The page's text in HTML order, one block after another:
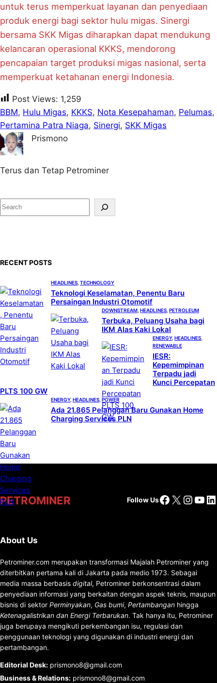
untuk terus memperkuat layanan dan penyediaan
produk energi bagi sektor hulu migas. Sinergi
bersama SKK Migas diharapkan dapat mendukung
kelancaran operasional KKKS, mendorong
pencapaian target produksi migas nasional, serta
memperkuat ketahanan energi Indonesia.
Post Views: 1,259
BBM, Hulu Migas, KKKS, Nota Kesepahaman, Pelumas
Pertamina Patra Niaga, Sinergi, SKK Migas
Prismono
Terus dan Tetap Petrominer
S
e
RECENT POSTS
HEADLINES TECHNOLOGY
Teknologi Keselamatan, Penentu Baru
Persaingan Industri Otomotif
DOWNSTREAM HEADLINES PETROLEUM
Terbuka, Peluang Usaha bagi
IKM Alas Kaki Lokal
ENERGY, HEADLINES
RENEWABLE
IESR:
Kepemimpinan
Terpadu jadi
Kunci Percepatan
PLTS 100 GW
ENERGY, HEADLINES POWER
Ada 21.865 Pelanggan Baru Gunakan Home
Charging Services PLN
PETROMINER Follow UsFacebook
X
About Us
Petrominer.com merupakan transformasi Majalah Petrominer yang
diterbitkan pertama kali di Jakarta pada medio 1973. Sebagai
media massa berbasis digital, Petrominer berkonsentrasi dalam
penyediaan informasi yang berkaitan dengan aspek teknis, maupun
bisnis di sektor Perminyakan, Gas bumi, Pertambangan hingga
Ketenagalistrikan dan Energi Terbarukan. Tak hanya itu, Petrominer
juga berupaya mengikuti perkembangan isu, regulasi dan
penggunaan teknologi yang digunakan di industri energi dan
pertambangan.
Editorial Desk: prismono8@gmail.com
Business & Relations: prismono8@gmail.com